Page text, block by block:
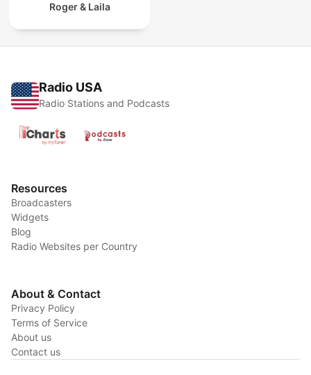
Roger & Laila
Radio USA
Radio Stations and Podcasts
Resources
Broadcasters
Widgets
Blog
Radio Websites per Country
About & Contact
Privacy Policy
Terms of Service
About us
Contact us